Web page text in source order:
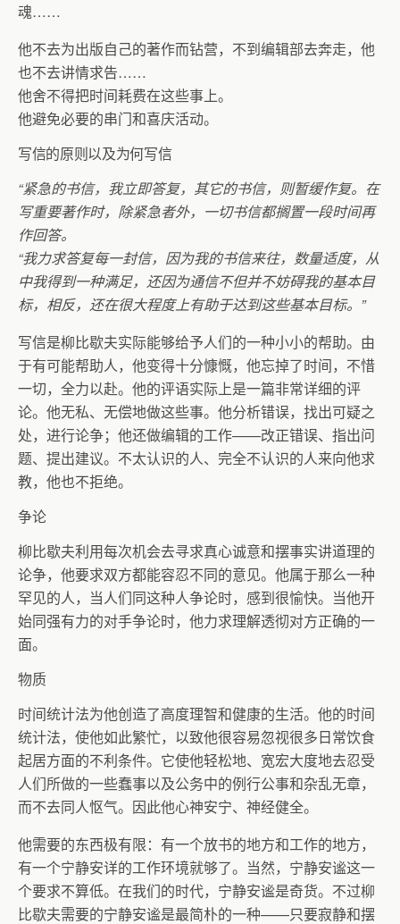
魂……
他不去为出版自己的著作而钻营，不到编辑部去奔走，他
也不去讲情求告……
他舍不得把时间耗费在这些事上。
他避免必要的串门和喜庆活动。
写信的原则以及为何写信
“紧急的书信，我立即答复，其它的书信，则暂缓作复。在
写重要著作时，除紧急者外，一切书信都搁置一段时间再
作回答。
“我力求答复每一封信，因为我的书信来往，数量适度，从
中我得到一种满足，还因为通信不但并不妨碍我的基本目
标，相反，还在很大程度上有助于达到这些基本目标。”
写信是柳比歇夫实际能够给予人们的一种小小的帮助。由
于有可能帮助人，他变得十分慷慨，他忘掉了时间，不惜
一切，全力以赴。他的评语实际上是一篇非常详细的评
论。他无私、无偿地做这些事。他分析错误，找出可疑之
处，进行论争；他还做编辑的工作——改正错误、指出问
题、提出建议。不太认识的人、完全不认识的人来向他求
教，他也不拒绝。
争论
柳比歇夫利用每次机会去寻求真心诚意和摆事实讲道理的
论争，他要求双方都能容忍不同的意见。他属于那么一种
罕见的人，当人们同这种人争论时，感到很愉快。当他开
始同强有力的对手争论时，他力求理解透彻对方正确的一
面。
物质
时间统计法为他创造了高度理智和健康的生活。他的时间
统计法，使他如此繁忙，以致他很容易忽视很多日常饮食
起居方面的不利条件。它使他轻松地、宽宏大度地去忍受
人们所做的一些蠢事以及公务中的例行公事和杂乱无章，
而不去同人怄气。因此他心神安宁、神经健全。
他需要的东西极有限：有一个放书的地方和工作的地方，
有一个宁静安详的工作环境就够了。当然，宁静安谧这一
个要求不算低。在我们的时代，宁静安谧是奇货。不过柳
比歇夫需要的宁静安谧是最简朴的一种——只要寂静和摆